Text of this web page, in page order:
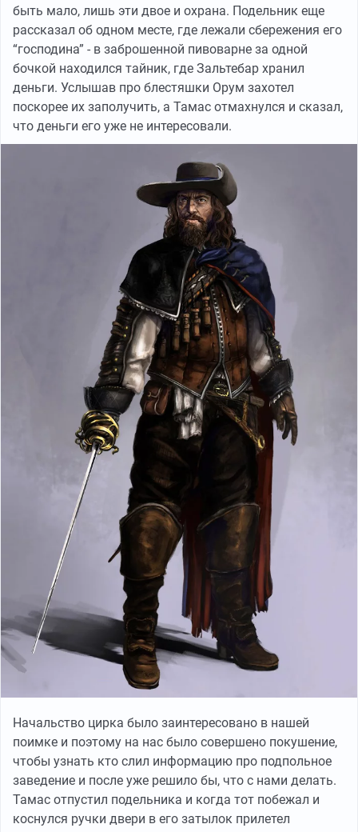
быть мало, лишь эти двое и охрана. Подельник еще
рассказал об одном месте, где лежали сбережения его
“господина” - в заброшенной пивоварне за одной
бочкой находился тайник, где Зальтебар хранил
деньги. Услышав про блестяшки Орум захотел
поскорее их заполучить, а Тамас отмахнулся и сказал,
что деньги его уже не интересовали.
Начальство цирка было заинтересовано в нашей
поимке и поэтому на нас было совершено покушение,
чтобы узнать кто слил информацию про подпольное
заведение и после уже решило бы, что с нами делать.
Тамас отпустил подельника и когда тот побежал и
коснулся ручки двери в его затылок прилетел